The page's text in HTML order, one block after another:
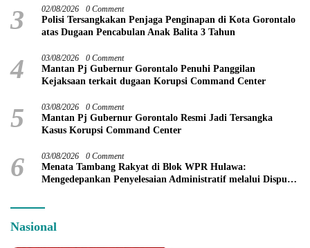
3 02/08/2026 0 Comment
Polisi Tersangkakan Penjaga Penginapan di Kota Gorontalo
atas Dugaan Pencabulan Anak Balita 3 Tahun
4 03/08/2026 0 Comment
Mantan Pj Gubernur Gorontalo Penuhi Panggilan
Kejaksaan terkait dugaan Korupsi Command Center
5 03/08/2026 0 Comment
Mantan Pj Gubernur Gorontalo Resmi Jadi Tersangka
Kasus Korupsi Command Center
6 03/08/2026 0 Comment
Menata Tambang Rakyat di Blok WPR Hulawa:
Mengedepankan Penyelesaian Administratif melalui Dispute
Nasional